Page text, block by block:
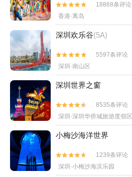


18868条评论
香港·离岛
深圳欢乐谷(5A)


5597条评论
深圳·南山区
深圳世界之窗


8535条评论
深圳·深圳华侨城旅游度假区
小梅沙海洋世界


1239条评论
深圳·小梅沙海滨乐园